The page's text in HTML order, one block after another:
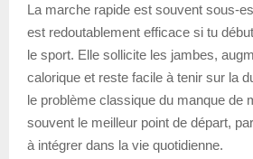
La marche rapide est souvent sous-
est redoutablement efficace si tu
le sport. Elle sollicite les jambes,
calorique et reste facile à tenir sur la
le problème classique du manque de
souvent le meilleur point de départ,
à intégrer dans la vie quotidienne.